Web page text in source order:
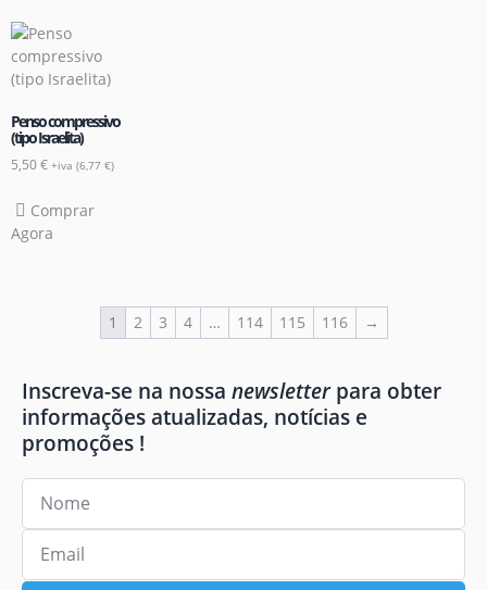
Penso compressivo
(tipo Israelita)
5,50€ +iva (6,77 €)
Comprar
Agora
1 2 3 4 … 114 115 116 →
Inscreva-se na nossa newsletter para obter
informações atualizadas, notícias e
promoções !